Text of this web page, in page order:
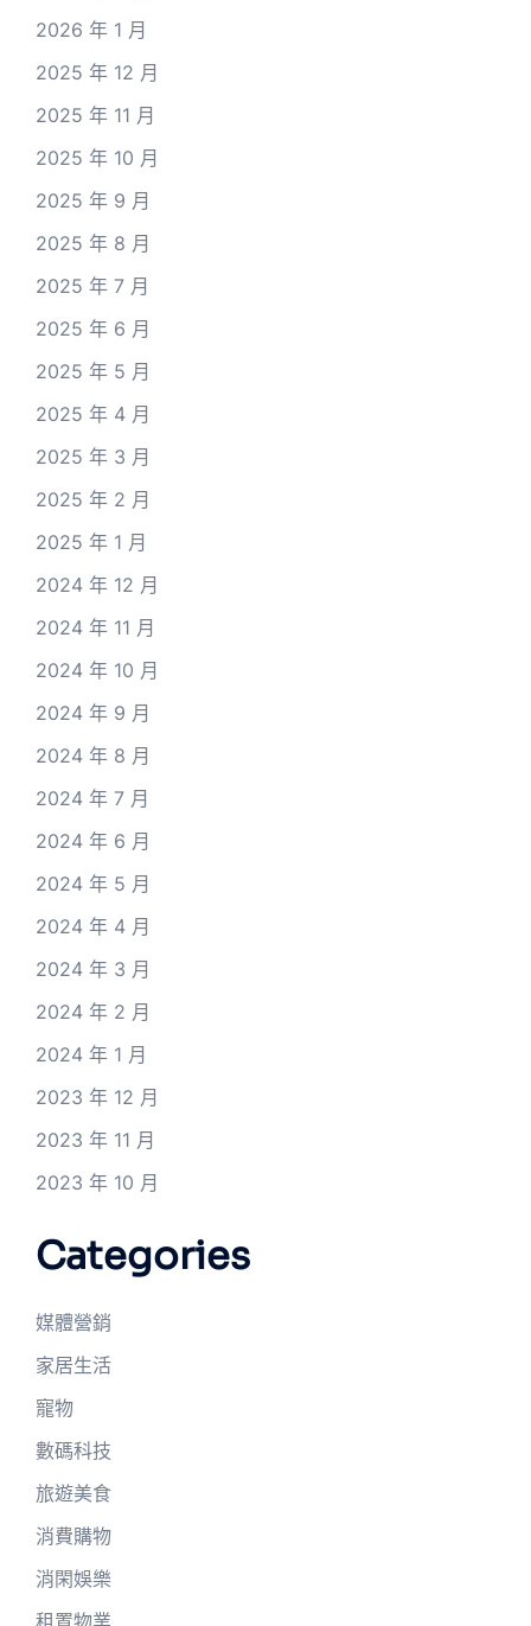
2026 年 1 月
2025 年 12 月
2025 年 11 月
2025 年 10 月
2025 年 9 月
2025 年 8 月
2025 年 7 月
2025 年 6 月
2025 年 5 月
2025 年 4 月
2025 年 3 月
2025 年 2 月
2025 年 1 月
2024 年 12 月
2024 年 11 月
2024 年 10 月
2024 年 9 月
2024 年 8 月
2024 年 7 月
2024 年 6 月
2024 年 5 月
2024 年 4 月
2024 年 3 月
2024 年 2 月
2024 年 1 月
2023 年 12 月
2023 年 11 月
2023 年 10 月
Categories
媒體營銷
家居生活
寵物
數碼科技
旅遊美食
消費購物
消閑娛樂
租置物業